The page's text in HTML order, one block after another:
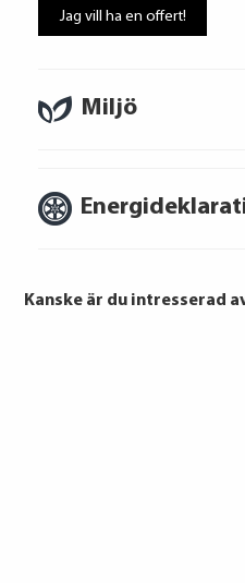
Miljö
Ränta
Det kan leda till
Jag vill ha en offert!
Kanske är du intresserad